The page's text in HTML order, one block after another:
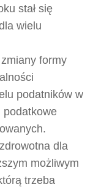
stał się
wielu
formy
podatników w
podatkowe
dla
możliwym
trzeba